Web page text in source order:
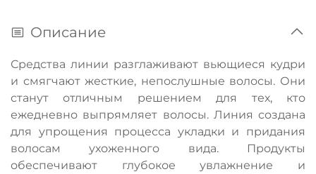
Описание
Средства линии разглаживают вьющиеся кудри
и смягчают жесткие, непослушные волосы. Они
станут отличным решением для тех, кто
ежедневно выпрямляет волосы. Линия создана
для упрощения процесса укладки и придания
волосам ухоженного вида. Продукты
обеспечивают глубокое увлажнение и